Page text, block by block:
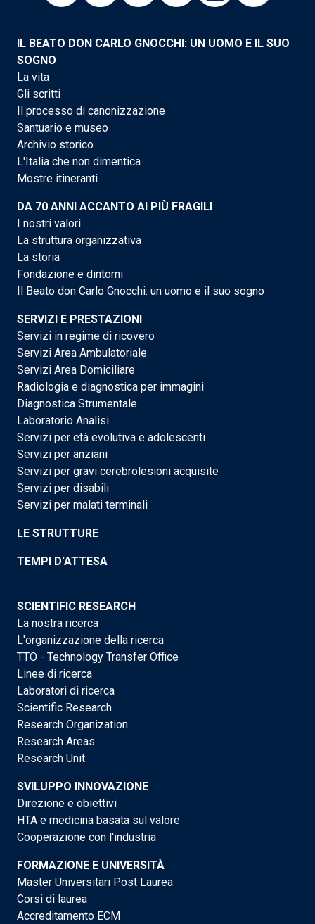
IL BEATO DON CARLO GNOCCHI: UN UOMO E IL SUO
SOGNO
La vita
Gli scritti
Il processo di canonizzazione
Santuario e museo
Archivio storico
L'Italia che non dimentica
Mostre itineranti
DA 70 ANNI ACCANTO AI PIÙ FRAGILI
I nostri valori
La struttura organizzativa
La storia
Fondazione e dintorni
Il Beato don Carlo Gnocchi: un uomo e il suo sogno
SERVIZI E PRESTAZIONI
Servizi in regime di ricovero
Servizi Area Ambulatoriale
Servizi Area Domiciliare
Radiologia e diagnostica per immagini
Diagnostica Strumentale
Laboratorio Analisi
Servizi per età evolutiva e adolescenti
Servizi per anziani
Servizi per gravi cerebrolesioni acquisite
Servizi per disabili
Servizi per malati terminali
LE STRUTTURE
TEMPI D'ATTESA
SCIENTIFIC RESEARCH
La nostra ricerca
L'organizzazione della ricerca
TTO - Technology Transfer Office
Linee di ricerca
Laboratori di ricerca
Scientific Research
Research Organization
Research Areas
Research Unit
SVILUPPO INNOVAZIONE
Direzione e obiettivi
HTA e medicina basata sul valore
Cooperazione con l'industria
FORMAZIONE E UNIVERSITÀ
Master Universitari Post Laurea
Corsi di laurea
Accreditamento ECM